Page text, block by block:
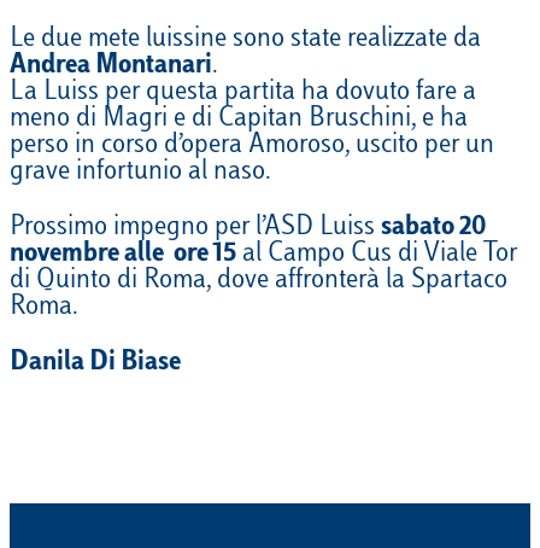
Le due mete luissine sono state realizzate da
Andrea Montanari.
La Luiss per questa partita ha dovuto fare a
meno di Magri e di Capitan Bruschini, e ha
perso in corso d’opera Amoroso, uscito per un
grave infortunio al naso.
Prossimo impegno per l’ASD Luiss sabato 20
novembre alle ore 15 al Campo Cus di Viale Tor
di Quinto di Roma, dove affronterà la Spartaco
Roma.
Danila Di Biase